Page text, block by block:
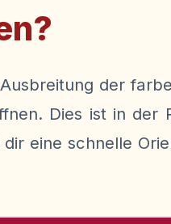
der
Dies ist in der
eine schnelle